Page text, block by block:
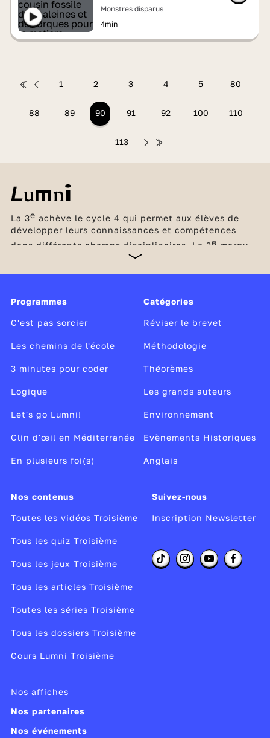
Monstres disparus
4min
1 2 3 4 5 80
88 89 90 91 92 100 110
113
La 3e achève le cycle 4 qui permet aux élèves de
développer leurs connaissances et compétences
dans différents champs disciplinaires. La 3e marque
un tournant, car elle clôt le collège et prépare le
élèves de découvrir concrètement le monde du
travail lors d’un stage d’observation en entreprise et
de réfléchir à leurs envies de métier.
Programmes
C'est pas sorcier
Les chemins de l'école
3 minutes pour coder
Logique
Let's go Lumni!
Clin d'œil en Méditerranée
En plusieurs foi(s)
Catégories
Réviser le brevet
Méthodologie
Théorèmes
Les grands auteurs
Environnement
Evènements Historiques
Anglais
Nos contenus
Toutes les vidéos Troisième
Tous les quiz Troisième
Tous les jeux Troisième
Tous les articles Troisième
Toutes les séries Troisième
Tous les dossiers Troisième
Cours Lumni Troisième
Suivez-nous
Inscription Newsletter
Nos affiches
Nos partenaires
Nos événements